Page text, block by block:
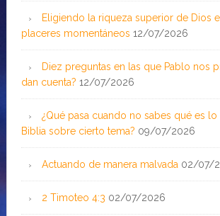
Eligiendo la riqueza superior de Dios
placeres momentáneos 12/07/2026
Diez preguntas en las que Pablo nos
dan cuenta? 12/07/2026
¿Qué pasa cuando no sabes qué es
Biblia sobre cierto tema? 09/07/2026
Actuando de manera malvada 02/07/
2 Timoteo 4:3 02/07/2026